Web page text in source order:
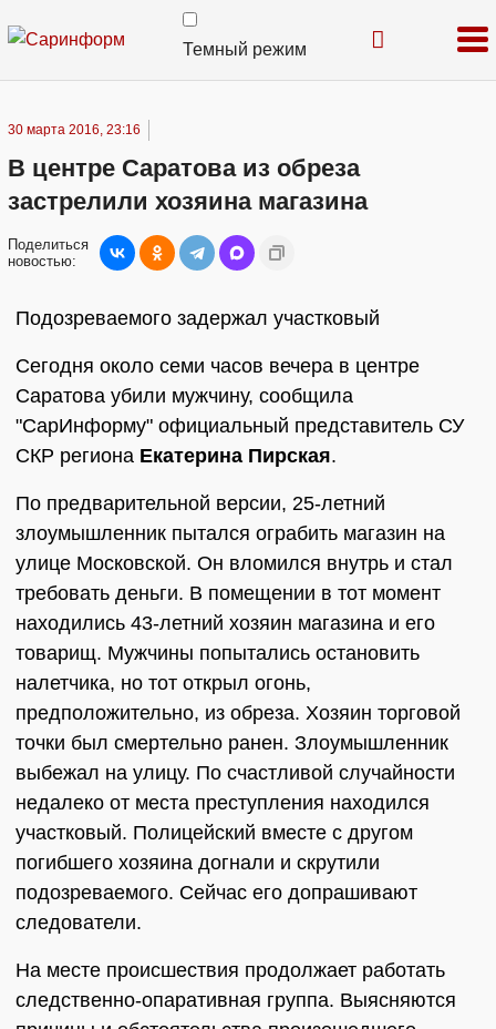
Темный режим
30 марта 2016, 23:16
В центре Саратова из обреза
застрелили хозяина магазина
Поделиться
новостью:
Подозреваемого задержал участковый
Сегодня около семи часов вечера в центре
Саратова убили мужчину, сообщила
"СарИнформу" официальный представитель СУ
СКР региона Екатерина Пирская.
По предварительной версии, 25-летний
злоумышленник пытался ограбить магазин на
улице Московской. Он вломился внутрь и стал
требовать деньги. В помещении в тот момент
находились 43-летний хозяин магазина и его
товарищ. Мужчины попытались остановить
налетчика, но тот открыл огонь,
предположительно, из обреза. Хозяин торговой
точки был смертельно ранен. Злоумышленник
выбежал на улицу. По счастливой случайности
недалеко от места преступления находился
участковый. Полицейский вместе с другом
погибшего хозяина догнали и скрутили
подозреваемого. Сейчас его допрашивают
следователи.
На месте происшествия продолжает работать
следственно-опаративная группа. Выясняются